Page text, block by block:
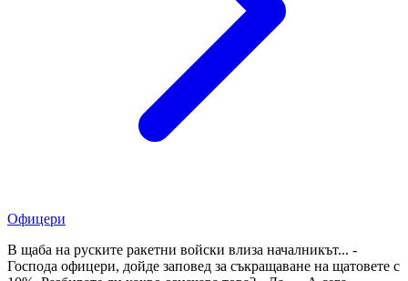
Офицери
В щаба на руските ракетни войски влиза началникът... -
Господа офицери, дойде заповед за съкращаване на щатовете с